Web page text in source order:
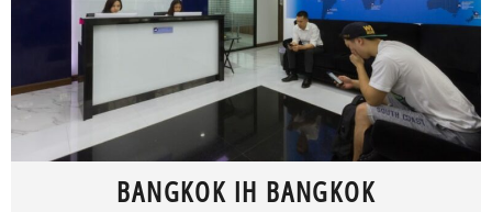
BANGKOK IH BANGKOK